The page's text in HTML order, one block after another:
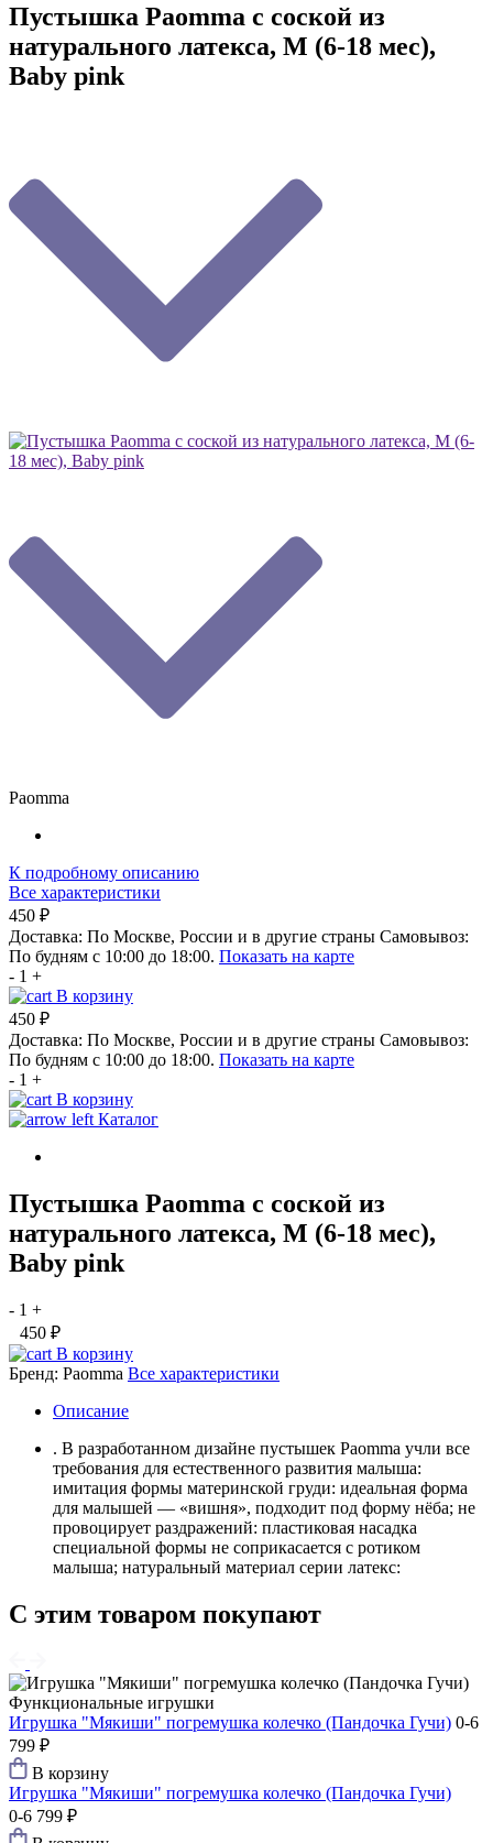
Пустышка Paomma с соской из
натурального латекса, M (6-18 мес),
Baby pink
Paomma
К подробному описанию
Все характеристики
450 ₽
Доставка: По Москве, России и в другие страны Самовывоз:
По будням с 10:00 до 18:00. Показать на карте
- 1 +
В корзину
450 ₽
Доставка: По Москве, России и в другие страны Самовывоз:
По будням с 10:00 до 18:00. Показать на карте
- 1 +
В корзину
Каталог
Пустышка Paomma с соской из
натурального латекса, M (6-18 мес),
Baby pink
- 1 +
450 ₽
В корзину
Бренд: Paomma Все характеристики
Описание
. В разработанном дизайне пустышек Paomma учли все
требования для естественного развития малыша:
имитация формы материнской груди: идеальная форма
для малышей — «вишня», подходит под форму нёба; не
провоцирует раздражений: пластиковая насадка
специальной формы не соприкасается с ротиком
малыша; натуральный материал серии латекс:
С этим товаром покупают
Функциональные игрушки
Игрушка "Мякиши" погремушка колечко (Пандочка Гучи) 0-6
799 ₽
В корзину
Игрушка "Мякиши" погремушка колечко (Пандочка Гучи)
0-6 799 ₽